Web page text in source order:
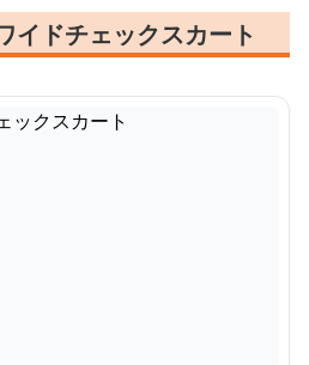
イドチェックスカート